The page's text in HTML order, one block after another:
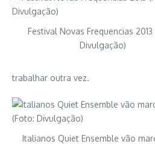
Festival Novas Frequencias 2013
Divulgação)
trabalhar outra vez.
Italianos Quiet Ensemble vão